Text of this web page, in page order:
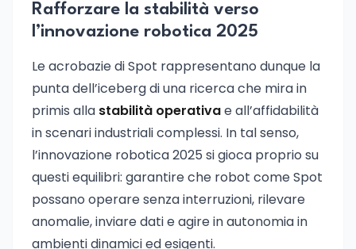
Rafforzare la stabilità verso
l’innovazione robotica 2025
Le acrobazie di Spot rappresentano dunque la
punta dell’iceberg di una ricerca che mira in
primis alla stabilità operativae all’affidabilità
in scenari industriali complessi. In tal senso,
l’innovazione robotica 2025 si gioca proprio su
questi equilibri: garantire che robot come Spot
possano operare senza interruzioni, rilevare
anomalie, inviare dati e agire in autonomia in
ambienti dinamici ed esigenti.